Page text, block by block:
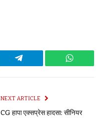
Telegram
NEXT ARTICLE
CG हापा एक्सप्रेस हादसा: सीनियर